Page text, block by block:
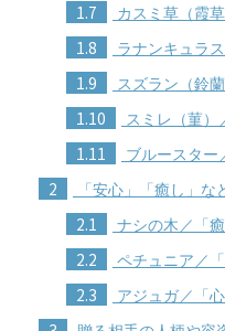
1.7 カスミ草（霞
1.8 ラナンキュラス
1.9 スズラン（鈴
1.10 スミレ（菫）
1.11 ブルースター
2 「安心」「癒し」な
2.1 ナシの木／「癒
2.2 ペチュニア／「
2.3 アジュガ／「